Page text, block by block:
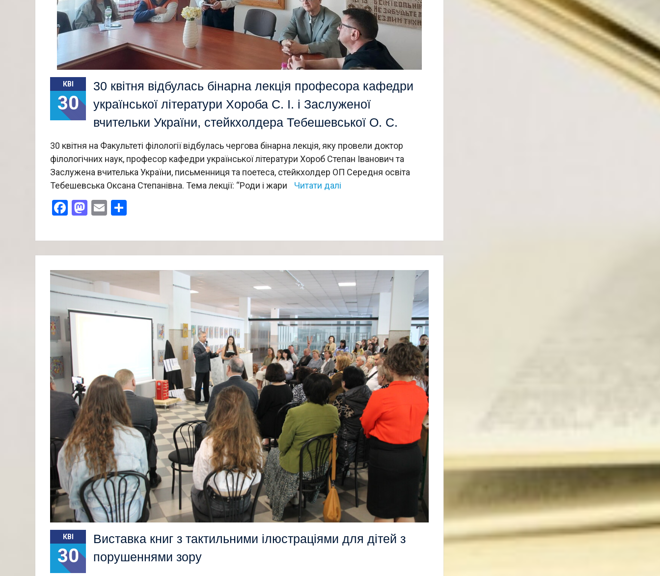
КВІ
30
30 квітня відбулась бінарна лекція професора кафедри
української літератури Хороба С. І. і Заслуженої
вчительки України, стейкхолдера Тебешевської О. С.
30 квітня на Факультеті філології відбулась чергова бінарна лекція, яку провели доктор
філологічних наук, професор кафедри української літератури Хороб Степан Іванович та
Заслужена вчителька України, письменниця та поетеса, стейкхолдер ОП Середня освіта
Тебешевська Оксана Степанівна. Тема лекції: “Роди і жари
Читати далі
Facebook
Mastodon
Email
КВІ
30
Виставка книг з тактильними ілюстраціями для дітей з
порушеннями зору